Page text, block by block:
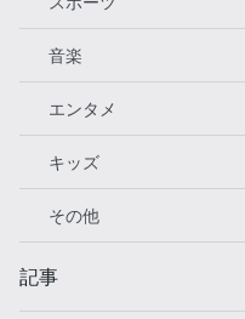
音楽
エンタメ
キッズ
その他
記事